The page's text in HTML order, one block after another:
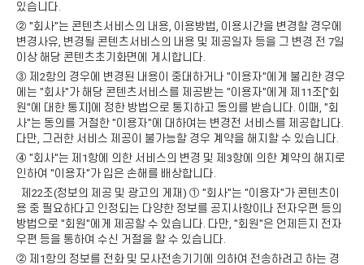
있습니다.
② "회사"는 콘텐츠서비스의 내용, 이용방법, 이용시간을 변경할 경우에
변경사유, 변경될 콘텐츠서비스의 내용 및 제공일자 등을 그 변경 전 7일
이상 해당 콘텐츠초기화면에 게시합니다.
③ 제2항의 경우에 변경된 내용이 중대하거나 "이용자"에게 불리한 경우
에는 "회사"가 해당 콘텐츠서비스를 제공받는 "이용자"에게 제11조["회
원"에 대한 통지]에 정한 방법으로 통지하고 동의를 받습니다. 이때, "회
사"는 동의를 거절한 "이용자"에 대하여는 변경전 서비스를 제공합니다.
다만, 그러한 서비스 제공이 불가능할 경우 계약을 해지할 수 있습니다.
④ "회사"는 제1항에 의한 서비스의 변경 및 제3항에 의한 계약의 해지로
인하여 "이용자"가 입은 손해를 배상합니다.
제22조(정보의 제공 및 광고의 게재) ① "회사"는 "이용자"가 콘텐츠이
용 중 필요하다고 인정되는 다양한 정보를 공지사항이나 전자우편 등의
방법으로 "회원"에게 제공할 수 있습니다. 다만, "회원"은 언제든지 전자
우편 등을 통하여 수신 거절을 할 수 있습니다.
② 제1항의 정보를 전화 및 모사전송기기에 의하여 전송하려고 하는 경